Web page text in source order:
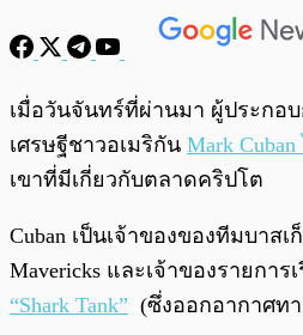
พร้อมเล่น
เมื่อวันจันทร์ที่ผ่านมา ผู้ประกอ
เศรษฐีชาวอเมริกัน Mark Cuban
เขาที่มีเกี่ยวกับตลาดคริปโต
Cuban เป็นเจ้าของของทีมบาส
Mavericks และเจ้าของรายกา
“Shark Tank” (ซึ่งออกอากาศท